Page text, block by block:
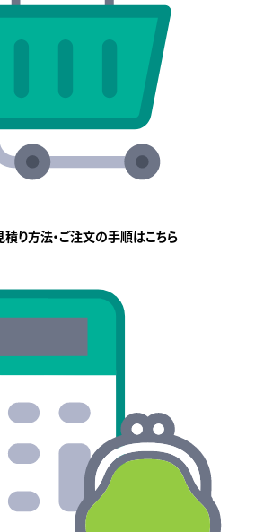
り方法・ご注文の手順はこちら